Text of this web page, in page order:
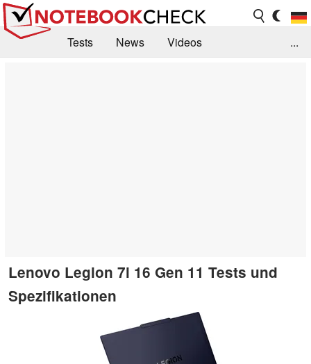
Tests News
Videos
...
Lenovo Legion 7i 16 Gen 11 Tests und
Spezifikationen